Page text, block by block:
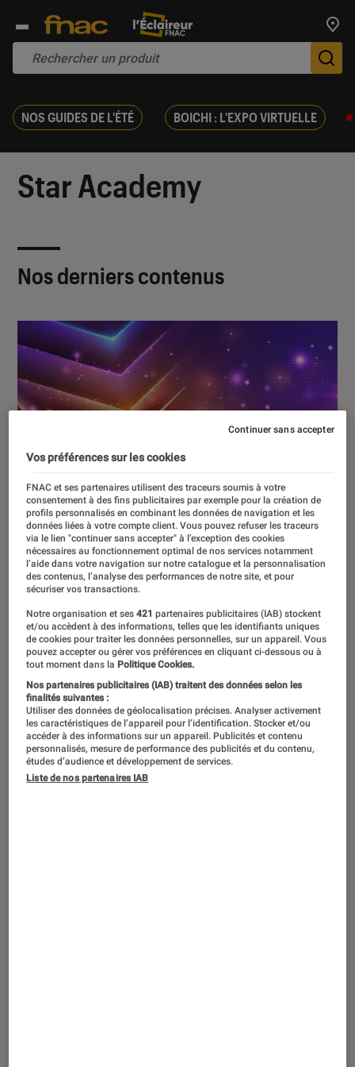
NOS GUIDES DE L'ÉTÉ BOICHI : L'EXPO VIRTUELLE
Star Academy
Nos derniers contenus
Star Academy: l’émission de retour avec
un showcase, qu’attendre de
l’événement au Grand Rex ?
ACTU
Musique • 26 sep. 2025
Vos préférences sur les cookies
FNAC et ses partenaires utilisent des traceurs soumis à votre
consentement à des fins publicitaires par exemple pour la création de
profils personnalisés en combinant les données de navigation et les
données liées à votre compte client. Vous pouvez refuser les traceurs
via le lien "continuer sans accepter" à l’exception des cookies
nécessaires au fonctionnement optimal de nos services notamment
l’aide dans votre navigation sur notre catalogue et la personnalisation
des contenus, l’analyse des performances de notre site, et pour
sécuriser vos transactions.
Notre organisation et ses421 partenaires publicitaires (IAB) stockent
et/ou accèdent à des informations, telles que les identifiants uniques
de cookies pour traiter les données personnelles, sur un appareil. Vous
pouvez accepter ou gérer vos préférences en cliquant ci-dessous ou à
tout moment dans la Politique Cookies.
Nos partenaires publicitaires (IAB) traitent des données selon les
finalités suivantes :
Utiliser des données de géolocalisation précises. Analyser activement
les caractéristiques de l’appareil pour l’identification. Stocker et/ou
accéder à des informations sur un appareil. Publicités et contenu
personnalisés, mesure de performance des publicités et du contenu,
études d’audience et développement de services.
Liste de nos partenaires IAB
Continuer sans accepter